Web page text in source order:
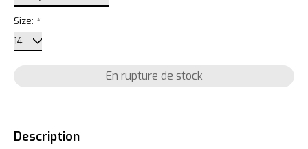
Size: *
En rupture de stock
Description